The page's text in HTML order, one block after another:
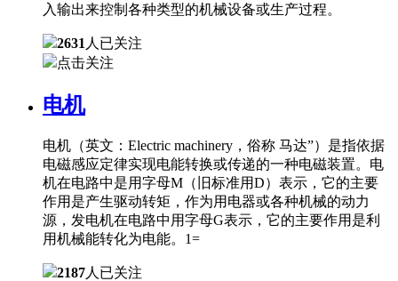
入输出来控制各种类型的机械设备或生产过程。
2631 人已关注
点击关注
电机
电机（英文：Electric machinery，俗称 马达”）是指依据
电磁感应定律实现电能转换或传递的一种电磁装置。电
机在电路中是用字母M（旧标准用D）表示，它的主要
作用是产生驱动转矩，作为用电器或各种机械的动力
源，发电机在电路中用字母G表示，它的主要作用是利
用机械能转化为电能。1=
2187人已关注